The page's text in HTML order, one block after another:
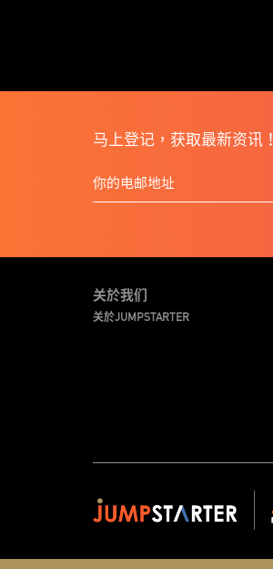
马上登记，获取最新资讯！
关於我们
关於JUMPSTARTER